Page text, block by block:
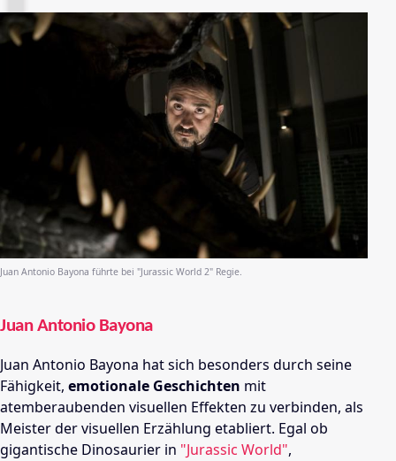
Juan Antonio Bayona führte bei "Jurassic World 2" Regie.
Juan Antonio Bayona
Juan Antonio Bayona hat sich besonders durch seine
Fähigkeit, emotionale Geschichten mit
atemberaubenden visuellen Effekten zu verbinden, als
Meister der visuellen Erzählung etabliert. Egal ob
gigantische Dinosaurier in "Jurassic World",